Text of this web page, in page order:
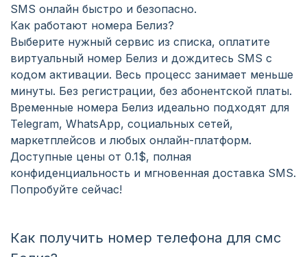
SMS онлайн быстро и безопасно.
Как работают номера Белиз?
Выберите нужный сервис из списка, оплатите
виртуальный номер Белиз и дождитесь SMS с
кодом активации. Весь процесс занимает меньше
минуты. Без регистрации, без абонентской платы.
Временные номера Белиз идеально подходят для
Telegram, WhatsApp, социальных сетей,
маркетплейсов и любых онлайн-платформ.
Доступные цены от 0.1$, полная
конфиденциальность и мгновенная доставка SMS.
Попробуйте сейчас!
Как получить номер телефона для смс